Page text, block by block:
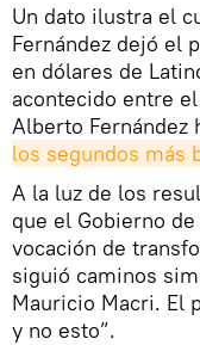
Un dato ilustra el
Fernández dejó el
en dólares de
acontecido entre
Alberto Fernández
los segundos más
A la luz de los
que el Gobierno
vocación de
siguió caminos
Mauricio Macri. El
y no esto”.